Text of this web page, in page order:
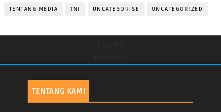
TENTANG MEDIA TNI UNCATEGORISE UNCATEGORIZED
TENTANG KAMI